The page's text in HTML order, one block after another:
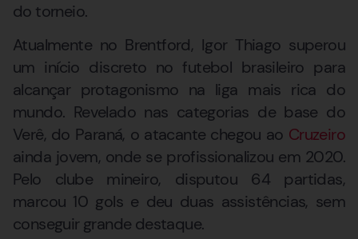
do torneio.
Atualmente no Brentford, Igor Thiago superou
um início discreto no futebol brasileiro para
alcançar protagonismo na liga mais rica do
mundo. Revelado nas categorias de base do
Verê, do Paraná, o atacante chegou ao Cruzeiro
ainda jovem, onde se profissionalizou em 2020.
Pelo clube mineiro, disputou 64 partidas,
marcou 10 gols e deu duas assistências, sem
conseguir grande destaque.